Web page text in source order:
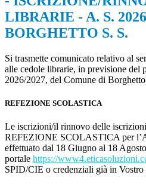
LIBRARIE - A. S.
BORGHETTO S. S.
Si trasmette comunicato relativo al
alle cedole librarie, in previsione del
2026/2027, del Comune di
REFEZIONE SCOLASTICA
Le iscrizioni/il rinnovo delle
REFEZIONE SCOLASTICAper
effettuato dal 18 Giugno al 18
portale https://
SPID/CIE o credenziali già in Vostro